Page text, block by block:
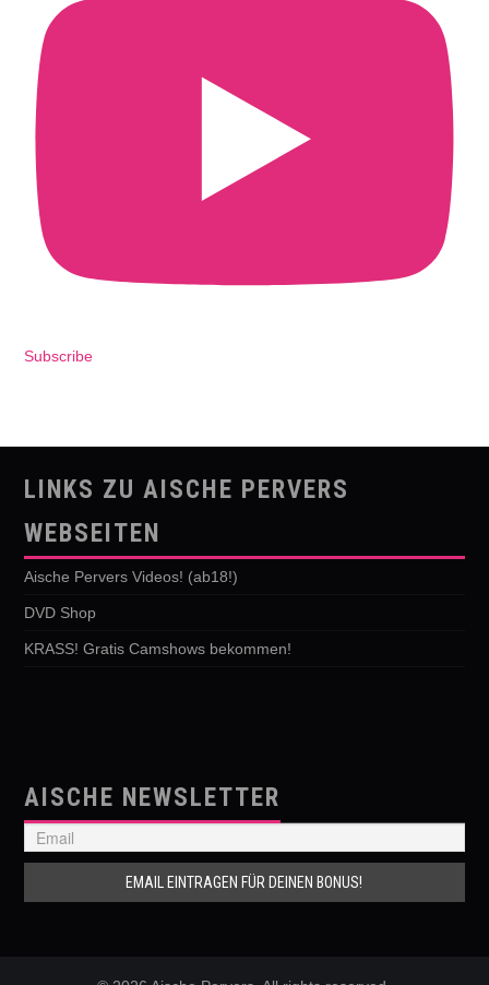
Subscribe
LINKS ZU AISCHE PERVERS
WEBSEITEN
Aische Pervers Videos! (ab18!)
DVD Shop
KRASS! Gratis Camshows bekommen!
AISCHE NEWSLETTER